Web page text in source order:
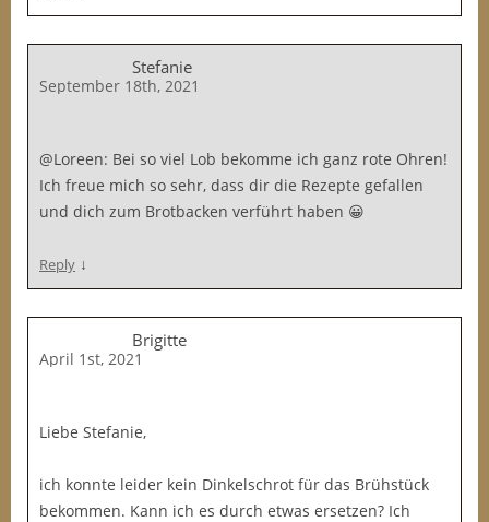
Stefanie
September 18th, 2021
@Loreen: Bei so viel Lob bekomme ich ganz rote Ohren!
Ich freue mich so sehr, dass dir die Rezepte gefallen
und dich zum Brotbacken verführt haben 😀
Reply ↓
Brigitte
April 1st, 2021
Liebe Stefanie,
ich konnte leider kein Dinkelschrot für das Brühstück
bekommen. Kann ich es durch etwas ersetzen? Ich